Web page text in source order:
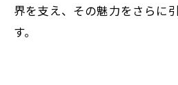
界を支え、その魅力をさらに
す。